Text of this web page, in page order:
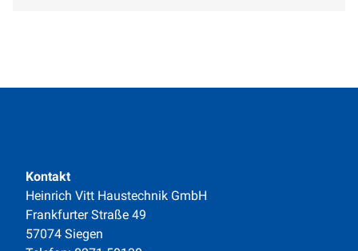
Kontakt
Heinrich Vitt Haustechnik GmbH
Frankfurter Straße 49
57074 Siegen